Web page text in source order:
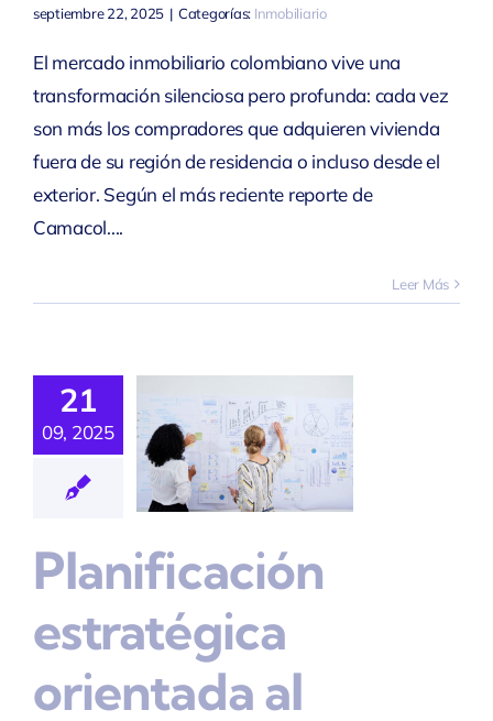
septiembre 22, 2025 | Categorías: Inmobiliario
El mercado inmobiliario colombiano vive una
transformación silenciosa pero profunda: cada vez
son más los compradores que adquieren vivienda
fuera de su región de residencia o incluso desde el
exterior. Según el más reciente reporte de
Camacol....
Leer Más
21
09, 2025
Planificación
estratégica
orientada al